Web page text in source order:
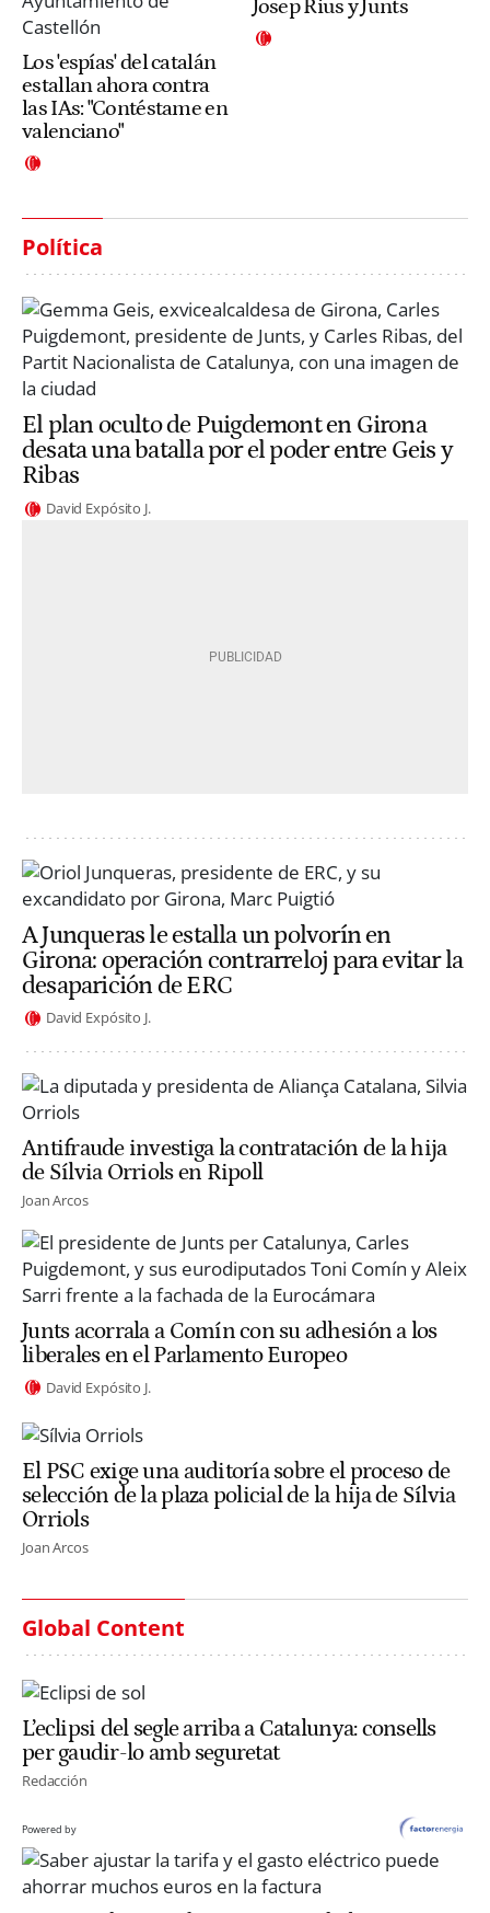
Los 'espías' del catalán
estallan ahora contra
las IAs: "Contéstame en
valenciano"
Josep Rius y Junts
Política
El plan oculto de Puigdemont en Girona
desata una batalla por el poder entre Geis y
Ribas
David Expósito J.
A Junqueras le estalla un polvorín en
Girona: operación contrarreloj para evitar la
desaparición de ERC
David Expósito J.
Antifraude investiga la contratación de la hija
de Sílvia Orriols en Ripoll
Joan Arcos
Junts acorrala a Comín con su adhesión a los
liberales en el Parlamento Europeo
David Expósito J.
El PSC exige una auditoría sobre el proceso de
selección de la plaza policial de la hija de Sílvia
Orriols
Joan Arcos
Global Content
L’eclipsi del segle arriba a Catalunya: consells
per gaudir-lo amb seguretat
Redacción
Powered by